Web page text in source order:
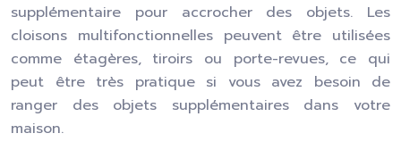
supplémentaire pour accrocher des objets. Les
cloisons multifonctionnelles peuvent être utilisées
comme étagères, tiroirs ou porte-revues, ce qui
peut être très pratique si vous avez besoin de
ranger des objets supplémentaires dans votre
maison.